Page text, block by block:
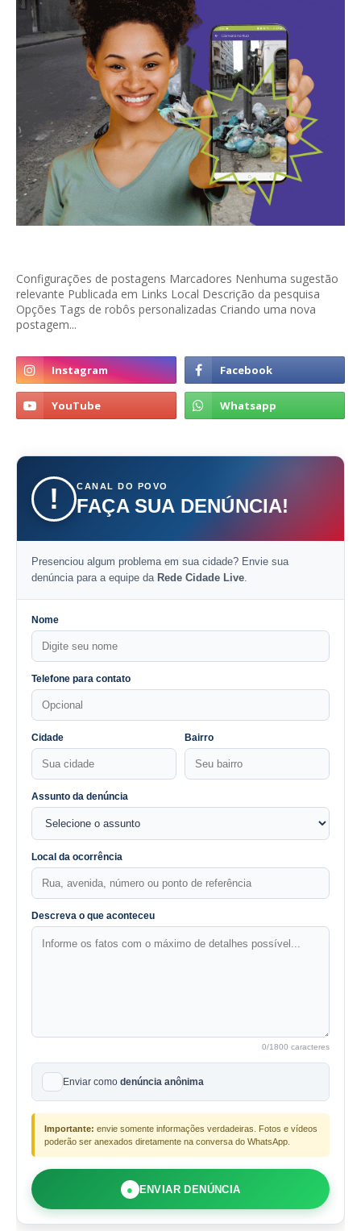
Configurações de postagens Marcadores Nenhuma sugestão
relevante Publicada em Links Local Descrição da pesquisa
Opções Tags de robôs personalizadas Criando uma nova
postagem...
! CANAL DO POVO
FAÇA SUA DENÚNCIA!
Presenciou algum problema em sua cidade? Envie sua
denúncia para a equipe da Rede Cidade Live.
Nome
Telefone para contato
Cidade Bairro
Assunto da denúncia
Local da ocorrência
Descreva o que aconteceu
0/1800 caracteres
Enviar como denúncia anônima
Importante: envie somente informações verdadeiras. Fotos e vídeos
poderão ser anexados diretamente na conversa do WhatsApp.
● ENVIAR DENÚNCIA